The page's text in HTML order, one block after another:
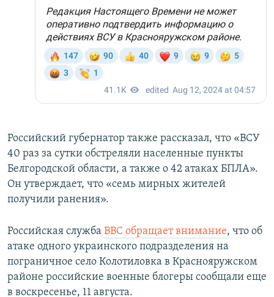
Российский губернатор также рассказал, что «ВСУ
40 раз за сутки обстреляли населенные пункты
Белгородской области, а также о 42 атаках БПЛА».
Он утверждает, что «семь мирных жителей
получили ранения».
Российская служба ВВС обращает внимание, что об
атаке одного украинского подразделения на
пограничное село Колотиловка в Краснояружском
районе российские военные блогеры сообщали еще
в воскресенье, 11 августа.